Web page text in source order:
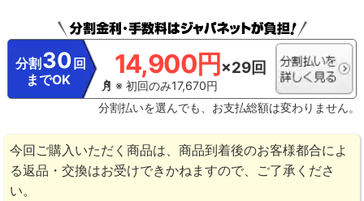
分割 30 回
までOK
14,900円 ×29回
※ 初回のみ17,670円
分割払いを選んでも、お支払総額は変わりません。
今回ご購入いただく商品は、商品到着後のお客様都合によ
る返品・交換はお受けできかねますので、ご了承くださ
い。